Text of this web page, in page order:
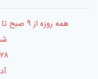
همه روزه از 9 صبح تا 9 شب پاسخگوی شما هستیم